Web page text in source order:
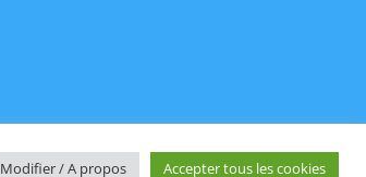
Modifier / A propos Accepter tous les cookies